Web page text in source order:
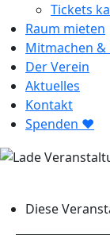
Tickets
Raum mieten
Mitmachen
Der Verein
Aktuelles
Kontakt
Spenden ❤︎
Diese